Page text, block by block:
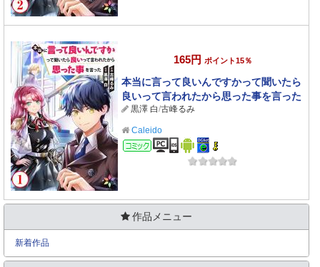
165円 ポイント15％
本当に言って良いんですかって聞いたら
良いって言われたから思った事を言った
1 黒澤 白/古峰るみ
Caleido
コミック
作品メニュー
新着作品